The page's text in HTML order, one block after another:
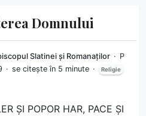
Domnului
Slatinei și Romanaților
P
se citește în 5 minute Religie
ȘI POPOR HAR, PACE ȘI